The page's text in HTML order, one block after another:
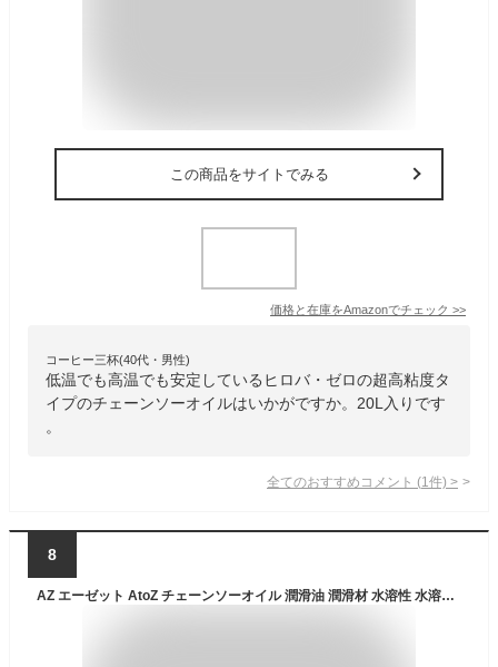
この商品をサイトでみる
価格と在庫をAmazonでチェック >>
コーヒー三杯(40代・男性)
低温でも高温でも安定しているヒロバ・ゼロの超高粘度タ
イプのチェーンソーオイルはいかがですか。20L入りです
。
全てのおすすめコメント (1 件) >
8
AZ エーゼット AtoZ チェーンソーオイル 潤滑油 潤滑材 水溶性 水溶性チェーンソーオイル 1L チェーンソー オイル 油 W201 4960833201028